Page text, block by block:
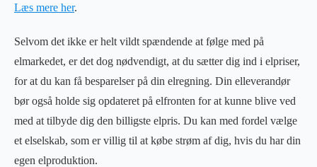
Læs mere her.
Selvom det ikke er helt vildt spændende at følge med på
elmarkedet, er det dog nødvendigt, at du sætter dig ind i elpriser,
for at du kan få besparelser på din elregning. Din elleverandør
bør også holde sig opdateret på elfronten for at kunne blive ved
med at tilbyde dig den billigste elpris. Du kan med fordel vælge
et elselskab, som er villig til at købe strøm af dig, hvis du har din
egen elproduktion.